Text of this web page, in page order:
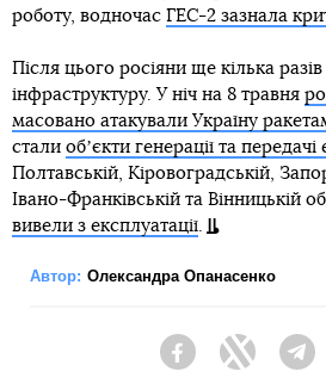
роботу, водночас ГЕС-2 зазнала
Після цього росіяни ще кілька
інфраструктуру. У ніч на 8 травня
масовано атакували Україну
стали обʼєкти генерації та передачі
Полтавській, Кіровоградській,
Івано-Франківській та Вінницькій
вивели з експлуатації.
Автор: Олександра Опанасенко
FacebookTwitter